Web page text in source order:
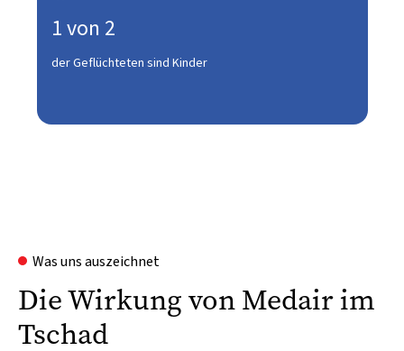
1 von 2
der Geflüchteten sind Kinder
Was uns auszeichnet
Die Wirkung von Medair im
Tschad